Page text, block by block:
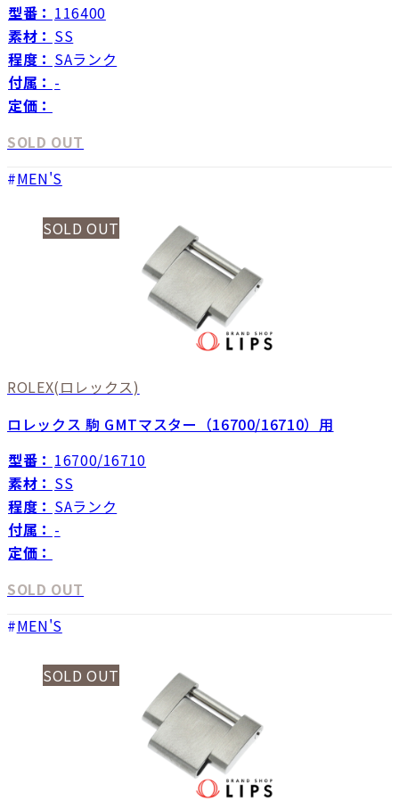
型番： 116400
素材： SS
程度： SAランク
付属： -
定価：
SOLD OUT
MEN'S
SOLD OUT
ROLEX(ロレックス)
ロレックス 駒 GMTマスター（16700/16710）用
型番： 16700/16710
素材： SS
程度： SAランク
付属： -
定価：
SOLD OUT
MEN'S
SOLD OUT